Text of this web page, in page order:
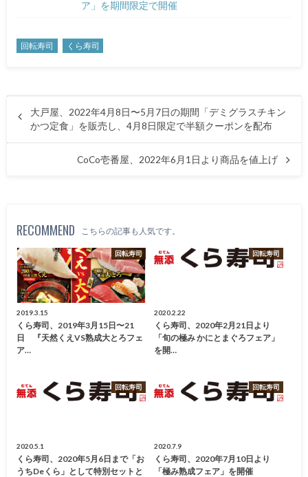
ア」を期間限定で開催
回転寿司 くら寿司
大戸屋、2022年4月8日〜5月7日の期間「デミグラスチキン
かつ定食」を販売し、4月8日限定で半額クーポンを配布
CoCo壱番屋、2022年6月1日より商品を値上げ
RECOMMEND こちらの記事も人気です。
回転寿司
2019.3.15
くら寿司、2019年3月15日〜21
日 『天然くえVS熟成大とろフェ
ア…
回転寿司
2020.2.22
くら寿司、2020年2月21日より
「旬の極み かにとまぐろフェア」
を開…
回転寿司
2020.5.1
くら寿司、2020年5月6日まで「お
うちdeくら」として特別セットと
回転寿司
2020.7.9
くら寿司、2020年7月10日より
「極み熟成フェア」を開催